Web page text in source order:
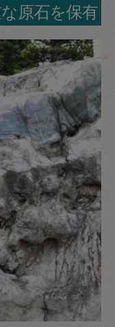
原石を保有